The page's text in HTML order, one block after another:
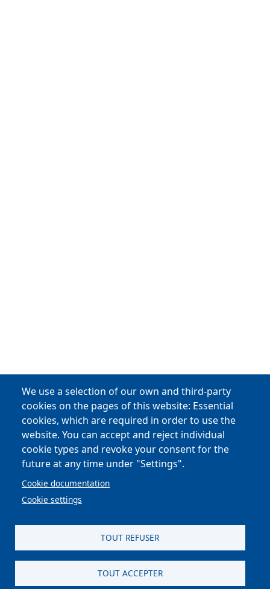
We use a selection of our own and third-party
cookies on the pages of this website: Essential
cookies, which are required in order to use the
website. You can accept and reject individual
cookie types and revoke your consent for the
future at any time under "Settings".
Cookie documentation
Cookie settings
TOUT REFUSER
TOUT ACCEPTER